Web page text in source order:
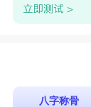
八字称骨